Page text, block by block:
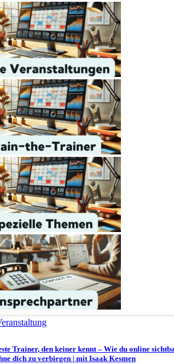
Trainer, den keiner kennt – Wie du online
dich zu verbiegen | mit Isaak Kesmen